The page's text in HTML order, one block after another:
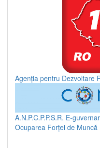
Agenția pentru Dezvoltare
A.N.P.C.P.P.S.R. E-
Ocuparea Forței de Muncă